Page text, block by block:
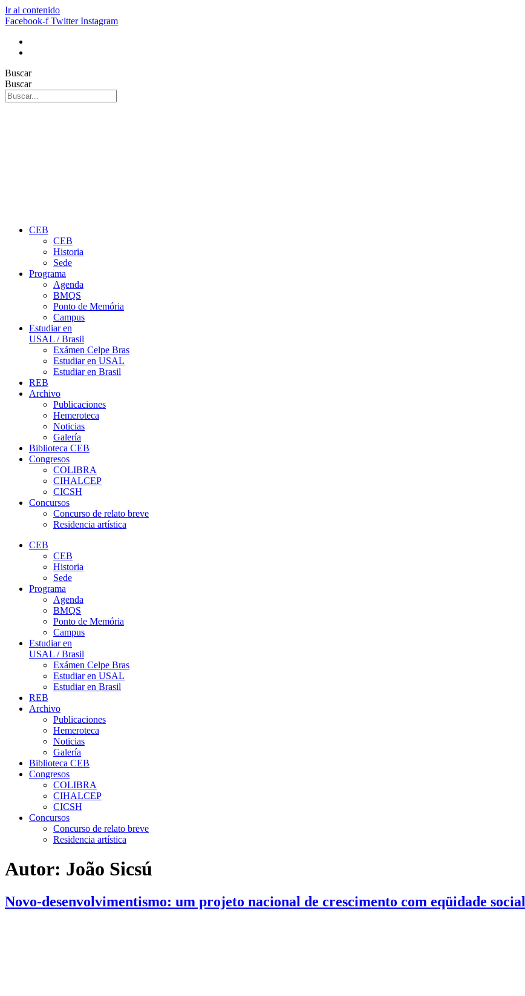
Ir al contenido
Facebook-f Twitter Instagram
Buscar
Buscar
CEB
CEB
Historia
Sede
Programa
Agenda
BMQS
Ponto de Memória
Campus
Estudiar en
USAL / Brasil
Exámen Celpe Bras
Estudiar en USAL
Estudiar en Brasil
REB
Archivo
Publicaciones
Hemeroteca
Noticias
Galería
Biblioteca CEB
Congresos
COLIBRA
CIHALCEP
CICSH
Concursos
Concurso de relato breve
Residencia artística
CEB
CEB
Historia
Sede
Programa
Agenda
BMQS
Ponto de Memória
Campus
Estudiar en
USAL / Brasil
Exámen Celpe Bras
Estudiar en USAL
Estudiar en Brasil
REB
Archivo
Publicaciones
Hemeroteca
Noticias
Galería
Biblioteca CEB
Congresos
COLIBRA
CIHALCEP
CICSH
Concursos
Concurso de relato breve
Residencia artística
Autor: João Sicsú
Novo-desenvolvimentismo: um projeto nacional de crescimento com eqüidade social